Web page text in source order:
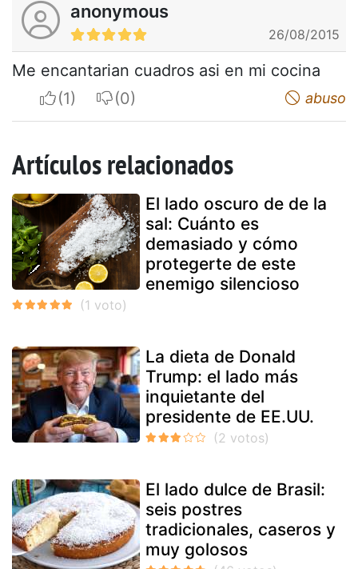
anonymous
26/08/2015
Me encantarian cuadros asi en mi cocina
I apreciateI do not appreciate abuso
Artículos relacionados
El lado oscuro de de la
sal: Cuánto es
demasiado y cómo
protegerte de este
enemigo silencioso
La dieta de Donald
Trump: el lado más
inquietante del
presidente de EE.UU.
El lado dulce de Brasil:
seis postres
tradicionales, caseros y
muy golosos